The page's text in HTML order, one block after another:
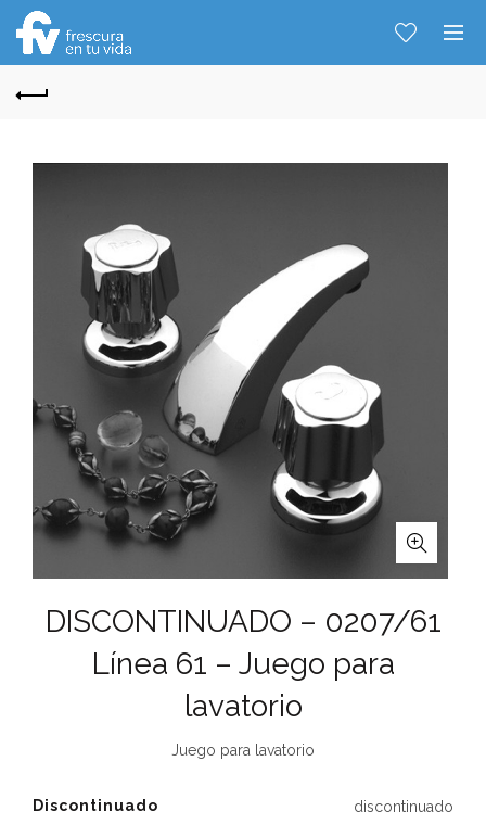
DISCONTINUADO – 0207/61
Línea 61 – Juego para
lavatorio
Juego para lavatorio
Discontinuado discontinuado
Hablemos...
Solo tenes que decirme: Hola